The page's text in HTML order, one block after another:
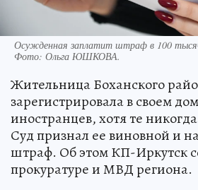
Осужденная заплатит штраф в 100
Фото: Ольга ЮШКОВА.
Жительница Боханского
зарегистрировала в своем
иностранцев, хотя те
Суд признал ее виновной и
штраф. Об этом КП-Иркутск
прокуратуре и МВД региона.